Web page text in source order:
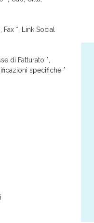
*, Link Social
di Fatturato *,
specifiche *